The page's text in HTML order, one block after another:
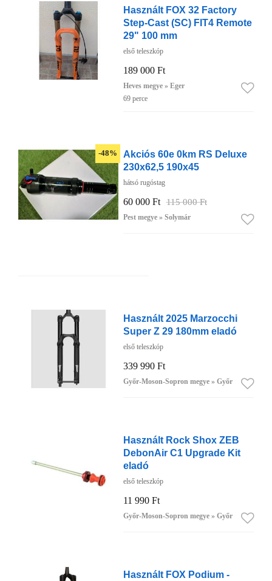
Használt FOX 32 Factory
Step-Cast (SC) FIT4 Remote
29" 100 mm
első teleszkóp
189 000 Ft
Heves megye » Eger
69 perce
-48%
Akciós 60e 0km RS Deluxe
230x62,5 190x45
hátsó rugóstag
60 000 Ft 115 000 Ft
Pest megye » Solymár
Használt 2025 Marzocchi
Super Z 29 180mm eladó
első teleszkóp
339 990 Ft
Győr-Moson-Sopron megye » Győr
Használt Rock Shox ZEB
DebonAir C1 Upgrade Kit
eladó
első teleszkóp
11 990 Ft
Győr-Moson-Sopron megye » Győr
Használt FOX Podium -